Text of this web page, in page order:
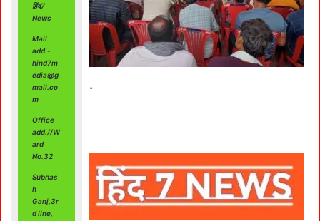
हिंद7
News
Mail
add.-
hind7m
edia@g
mail.co
m
Office
add.//W
ard
No.32
Subhas
h
Ganj,3r
d line,
.